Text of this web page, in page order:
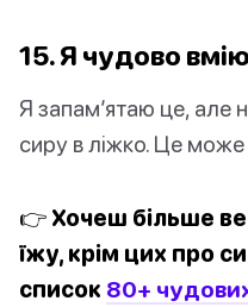
15. Я чудово вмію
Я запам’ятаю це, але
сиру в ліжко. Це
👉 Хочеш більше
їжу, крім цих про
список 80+